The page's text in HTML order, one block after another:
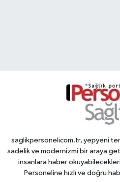
saglikpersonelicom.tr, yepyeni
sadelik ve modernizmi bir araya
insanlara haber
Personeline hızlı ve doğru